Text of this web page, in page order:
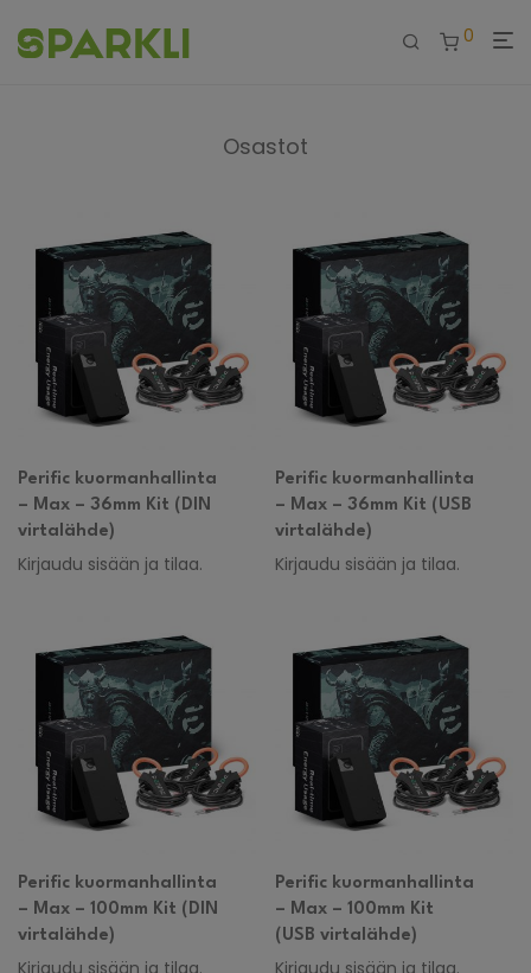
0
Osastot
Perific kuormanhallinta
– Max – 36mm Kit (DIN
virtalähde)
Kirjaudu sisään ja tilaa.
Perific kuormanhallinta
– Max – 36mm Kit (USB
virtalähde)
Kirjaudu sisään ja tilaa.
Perific kuormanhallinta
– Max – 100mm Kit (DIN
virtalähde)
Perific kuormanhallinta
– Max – 100mm Kit
(USB virtalähde)